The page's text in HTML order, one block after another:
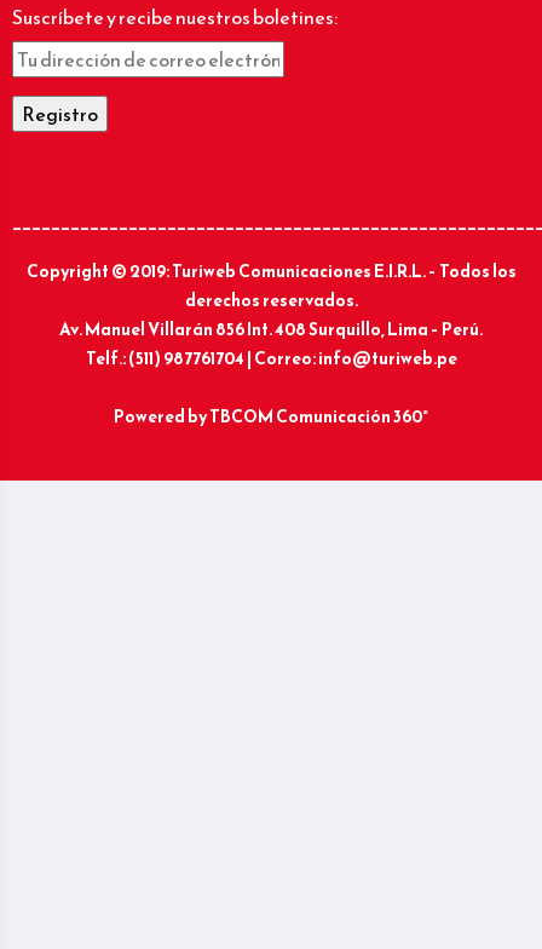
Suscríbete y recibe nuestros boletines:
Copyright © 2019: Turiweb Comunicaciones E.I.R.L. – Todos los
derechos reservados.
Av. Manuel Villarán 856 Int. 408 Surquillo, Lima – Perú.
Telf.: (511) 987761704 | Correo: info@turiweb.pe
Powered byTBCOM Comunicación 360°